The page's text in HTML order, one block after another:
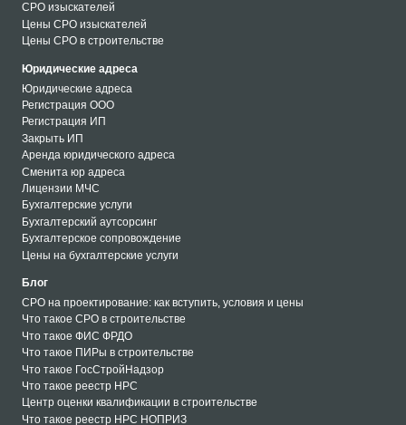
СРО изыскателей
Цены СРО изыскателей
Цены СРО в строительстве
Юридические адреса
Юридические адреса
Регистрация ООО
Регистрация ИП
Закрыть ИП
Аренда юридического адреса
Сменита юр адреса
Лицензии МЧС
Бухгалтерские услуги
Бухгалтерский аутсорсинг
Бухгалтерское сопровождение
Цены на бухгалтерские услуги
Блог
СРО на проектирование: как вступить, условия и цены
Что такое СРО в строительстве
Что такое ФИС ФРДО
Что такое ПИРы в строительстве
Что такое ГосСтройНадзор
Что такое реестр НРС
Центр оценки квалификации в строительстве
Что такое реестр НРС НОПРИЗ